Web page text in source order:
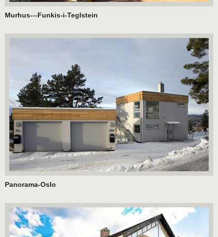
Murhus---Funkis-i-Teglstein
Panorama-Oslo